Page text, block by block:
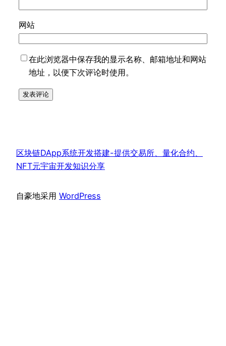
网站
在此浏览器中保存我的显示名称、邮箱地址和网站
地址，以便下次评论时使用。
区块链DApp系统开发搭建-提供交易所、量化合约、
NFT元宇宙开发知识分享
自豪地采用 WordPress